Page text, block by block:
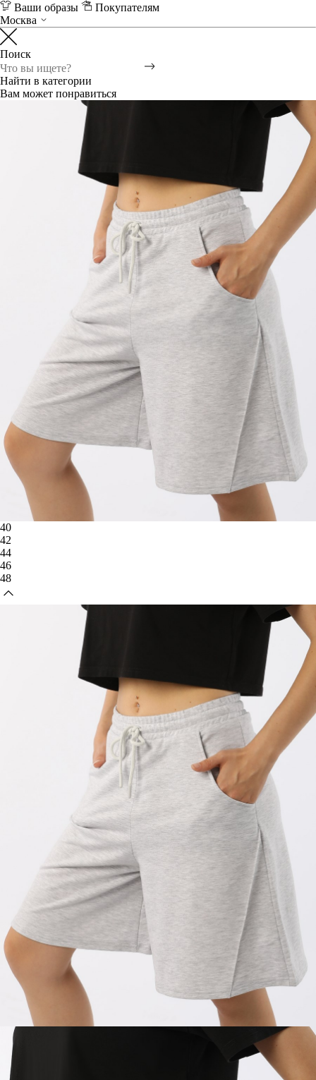
Ваши образы
Покупателям
Москва
Поиск
Найти в категории
Вам может понравиться
40
42
44
46
48